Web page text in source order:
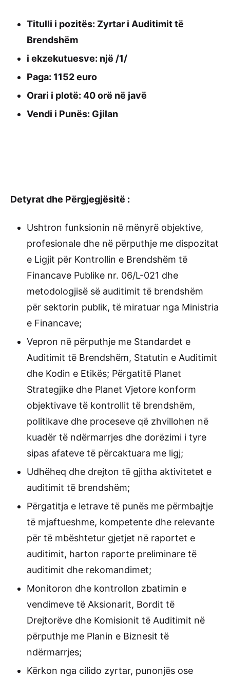
Titulli i pozitës: Zyrtar i Auditimit të
Brendshëm
i ekzekutuesve: një /1/
Paga: 1152 euro
Orari i plotë: 40 orë në javë
Vendi i Punës: Gjilan
Detyrat dhe Përgjegjësitë :
Ushtron funksionin në mënyrë objektive,
profesionale dhe në përputhje me dispozitat
e Ligjit për Kontrollin e Brendshëm të
Financave Publike nr. 06/L-021 dhe
metodologjisë së auditimit të brendshëm
për sektorin publik, të miratuar nga Ministria
e Financave;
Vepron në përputhje me Standardet e
Auditimit të Brendshëm, Statutin e Auditimit
dhe Kodin e Etikës; Përgatitë Planet
Strategjike dhe Planet Vjetore konform
objektivave të kontrollit të brendshëm,
politikave dhe proceseve që zhvillohen në
kuadër të ndërmarrjes dhe dorëzimi i tyre
sipas afateve të përcaktuara me ligj;
Udhëheq dhe drejton të gjitha aktivitetet e
auditimit të brendshëm;
Përgatitja e letrave të punës me përmbajtje
të mjaftueshme, kompetente dhe relevante
për të mbështetur gjetjet në raportet e
auditimit, harton raporte preliminare të
auditimit dhe rekomandimet;
Monitoron dhe kontrollon zbatimin e
vendimeve të Aksionarit, Bordit të
Drejtorëve dhe Komisionit të Auditimit në
përputhje me Planin e Biznesit të
ndërmarrjes;
Kërkon nga cilido zyrtar, punonjës ose